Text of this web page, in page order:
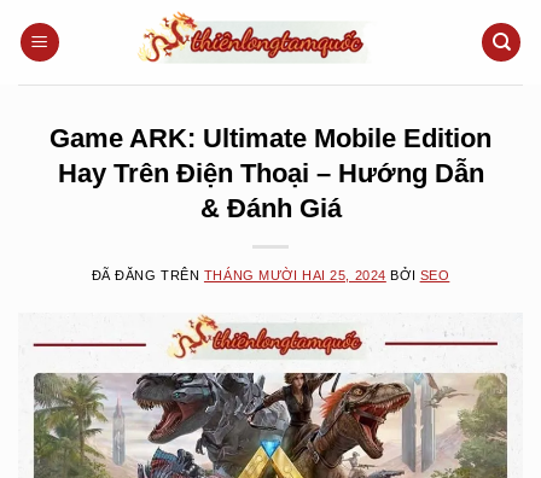
đến
Game ARK: Ultimate Mobile Edition
Hay Trên Điện Thoại – Hướng Dẫn
& Đánh Giá
ĐÃ ĐĂNG TRÊN THÁNG MƯỜI HAI 25, 2024 BỞI SEO